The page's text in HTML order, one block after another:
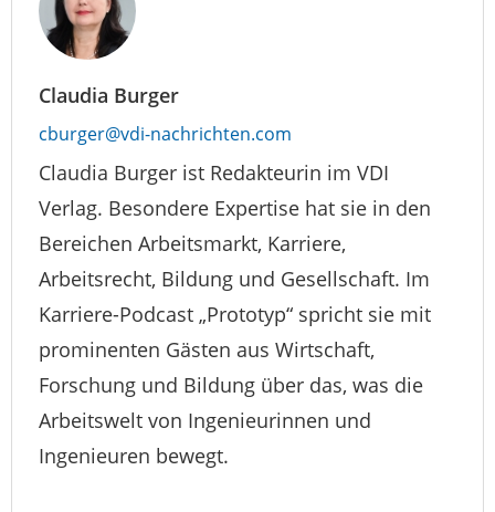
Claudia Burger
cburger@vdi-nachrichten.com
Claudia Burger ist Redakteurin im VDI
Verlag. Besondere Expertise hat sie in den
Bereichen Arbeitsmarkt, Karriere,
Arbeitsrecht, Bildung und Gesellschaft. Im
Karriere-Podcast „Prototyp“ spricht sie mit
prominenten Gästen aus Wirtschaft,
Forschung und Bildung über das, was die
Arbeitswelt von Ingenieurinnen und
Ingenieuren bewegt.